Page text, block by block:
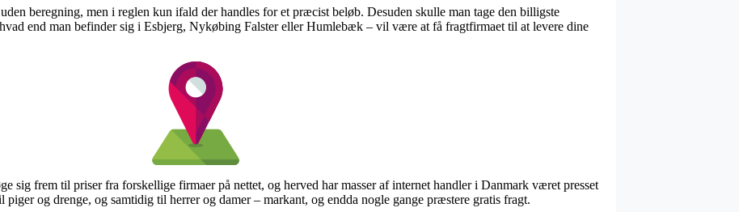
beregning, men i reglen kun ifald der handles for et præcist beløb. Desuden skulle man tage den billigste
end man befinder sig i Esbjerg, Nykøbing Falster eller Humlebæk – vil være at få fragtfirmaet til at levere dine
sig frem til priser fra forskellige firmaer på nettet, og herved har masser af internet handler i Danmark været presset
og drenge, og samtidig til herrer og damer – markant, og endda nogle gange præstere gratis fragt.